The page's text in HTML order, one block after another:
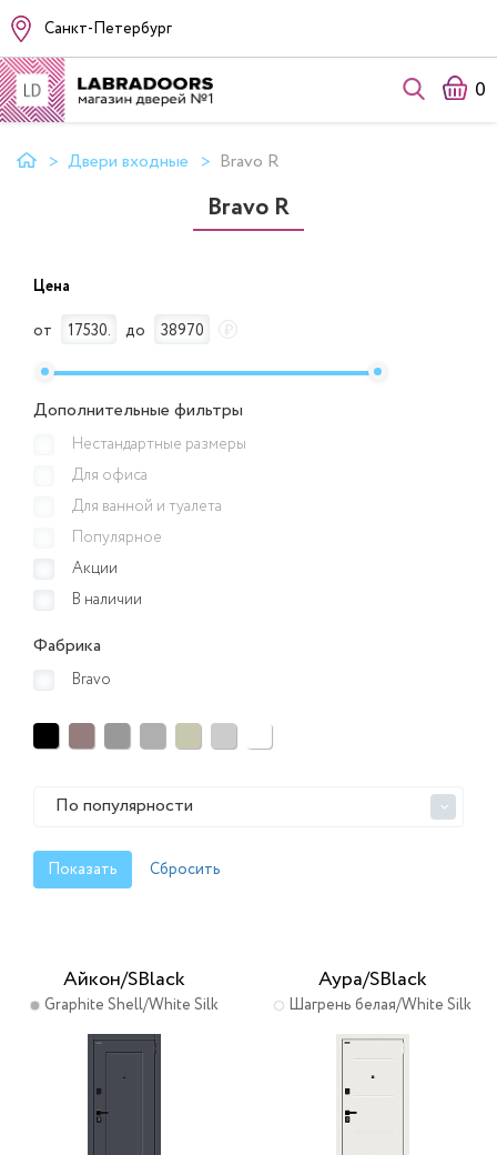
Санкт-Петербург
0
Двери входные Bravo R
Bravo R
Цена
от
до ₽
Дополнительные фильтры
Нестандартные размеры
Для офиса
Для ванной и туалета
Популярное
Акции
В наличии
Фабрика
Bravo
По популярности >
Айкон/SBlack
Graphite Shell/White Silk
Аура/SBlack
Шагрень белая/White Silk